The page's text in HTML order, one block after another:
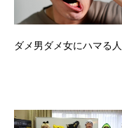
ダメ男ダメ女にハマる人